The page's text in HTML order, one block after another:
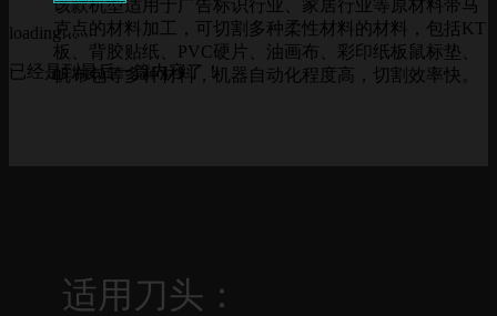
该款机型适用于广告标识行业、家居行业等原材料带马
克点的材料加工，可切割多种柔性材料的材料，包括KT
板、背胶贴纸、PVC硬片、油画布、彩印纸板鼠标垫、
帆布包等多种材料，机器自动化程度高，切割效率快。
loading…
已经是到最后一篇内容了！
适用刀头：